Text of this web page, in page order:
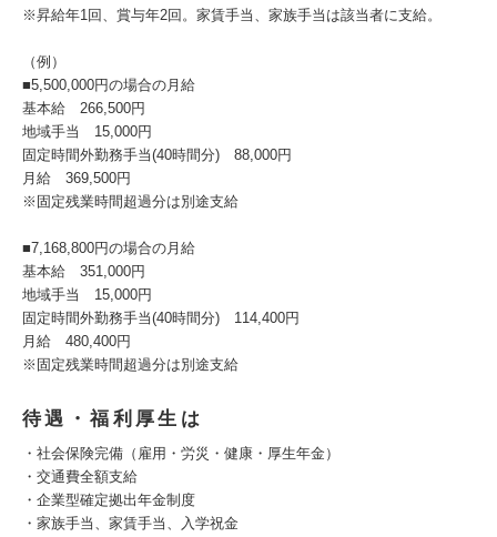
※昇給年1回、賞与年2回。家賃手当、家族手当は該当者に支給。
（例）
■5,500,000円の場合の月給
基本給 266,500円
地域手当 15,000円
固定時間外勤務手当(40時間分) 88,000円
月給 369,500円
※固定残業時間超過分は別途支給
■7,168,800円の場合の月給
基本給 351,000円
地域手当 15,000円
固定時間外勤務手当(40時間分) 114,400円
月給 480,400円
※固定残業時間超過分は別途支給
待遇・福利厚生は
・社会保険完備（雇用・労災・健康・厚生年金）
・交通費全額支給
・企業型確定拠出年金制度
・家族手当、家賃手当、入学祝金